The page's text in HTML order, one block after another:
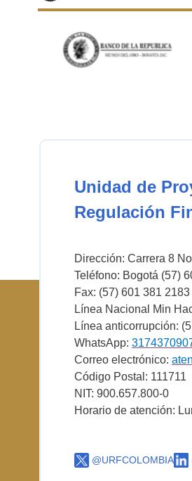
Unidad de
Regulación
Dirección: Carrera 8
Teléfono: Bogotá (57)
Fax: (57) 601 381 2183
Línea Nacional Min
Línea anticorrupción:
WhatsApp:
Correo electrónico:
Código Postal: 111711
NIT: 900.657.800-0
Horario de atención:
@URFCOLOMBIA